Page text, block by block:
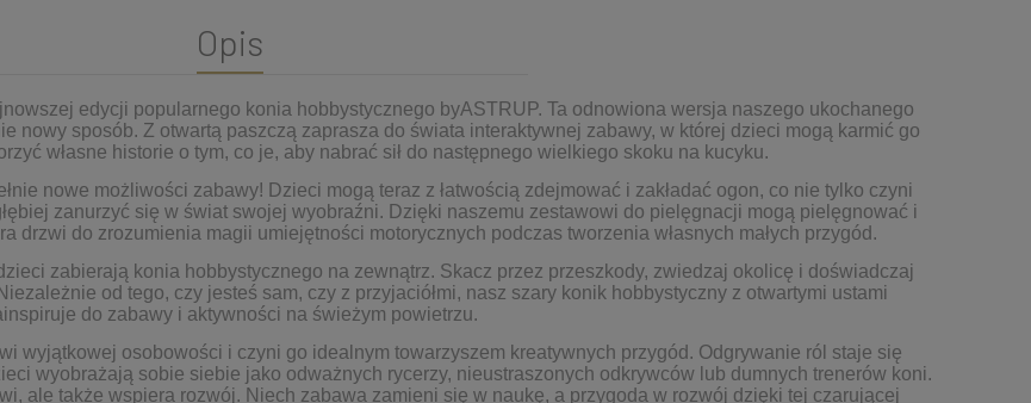
Opis
edycji popularnego konia hobbystycznego byASTRUP. Ta odnowiona wersja naszego ukochanego
nowy sposób. Z otwartą paszczą zaprasza do świata interaktywnej zabawy, w której dzieci mogą karmić go
własne historie o tym, co je, aby nabrać sił do następnego wielkiego skoku na kucyku.
nowe możliwości zabawy! Dzieci mogą teraz z łatwością zdejmować i zakładać ogon, co nie tylko czyni
zanurzyć się w świat swojej wyobraźni. Dzięki naszemu zestawowi do pielęgnacji mogą pielęgnować i
drzwi do zrozumienia magii umiejętności motorycznych podczas tworzenia własnych małych przygód.
zabierają konia hobbystycznego na zewnątrz. Skacz przez przeszkody, zwiedzaj okolicę i doświadczaj
od tego, czy jesteś sam, czy z przyjaciółmi, nasz szary konik hobbystyczny z otwartymi ustami
do zabawy i aktywności na świeżym powietrzu.
wyjątkowej osobowości i czyni go idealnym towarzyszem kreatywnych przygód. Odgrywanie ról staje się
wyobrażają sobie siebie jako odważnych rycerzy, nieustraszonych odkrywców lub dumnych trenerów koni.
ale także wspiera rozwój. Niech zabawa zamieni się w naukę, a przygoda w rozwój dzięki tej czarującej